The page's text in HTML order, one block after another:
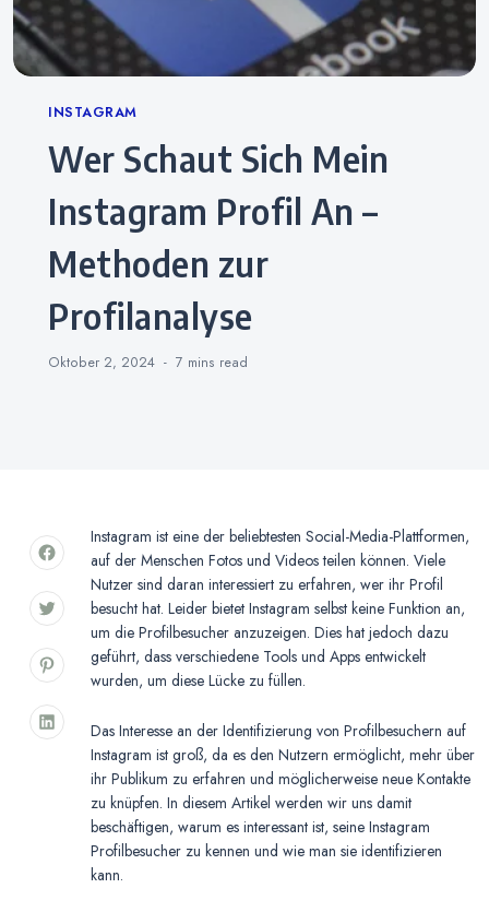
Categories
INSTAGRAM
Wer Schaut Sich Mein
Instagram Profil An –
Methoden zur
Profilanalyse
Oktober 2, 2024 7 mins read
Instagram ist eine der beliebtesten Social-Media-Plattformen,
auf der Menschen Fotos und Videos teilen können. Viele
Nutzer sind daran interessiert zu erfahren, wer ihr Profil
besucht hat. Leider bietet Instagram selbst keine Funktion an,
um die Profilbesucher anzuzeigen. Dies hat jedoch dazu
geführt, dass verschiedene Tools und Apps entwickelt
wurden, um diese Lücke zu füllen.
Das Interesse an der Identifizierung von Profilbesuchern auf
Instagram ist groß, da es den Nutzern ermöglicht, mehr über
ihr Publikum zu erfahren und möglicherweise neue Kontakte
zu knüpfen. In diesem Artikel werden wir uns damit
beschäftigen, warum es interessant ist, seine Instagram
Profilbesucher zu kennen und wie man sie identifizieren
kann.